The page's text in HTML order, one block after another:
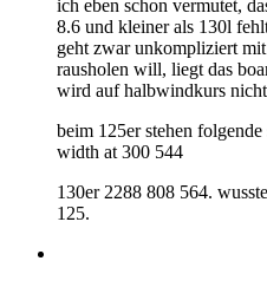
ich eben schon vermutet,
8.6 und kleiner als 130l
geht zwar unkompliziert
rausholen will, liegt das
wird auf halbwindkurs
beim 125er stehen
width at 300 544
130er 2288 808 564.
125.